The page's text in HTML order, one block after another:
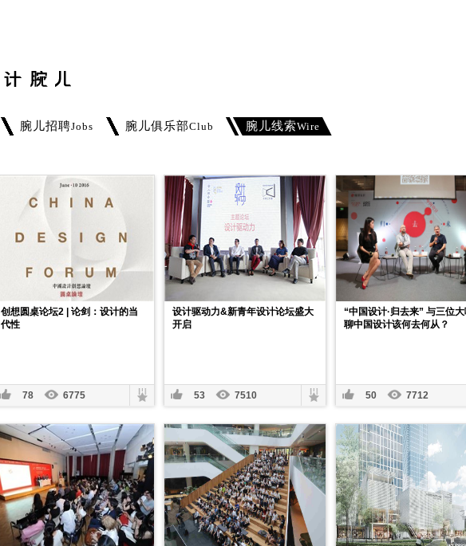
腕儿招聘Jobs 腕儿俱乐部Club 腕儿线索Wire
创想圆桌论坛2 | 论剑：设计的当
代性
78 6775
设计驱动力&新青年设计论坛盛大
开启
53 7510
“中国设计·归去来” 与三位
聊中国设计该何去何从？
50 7712